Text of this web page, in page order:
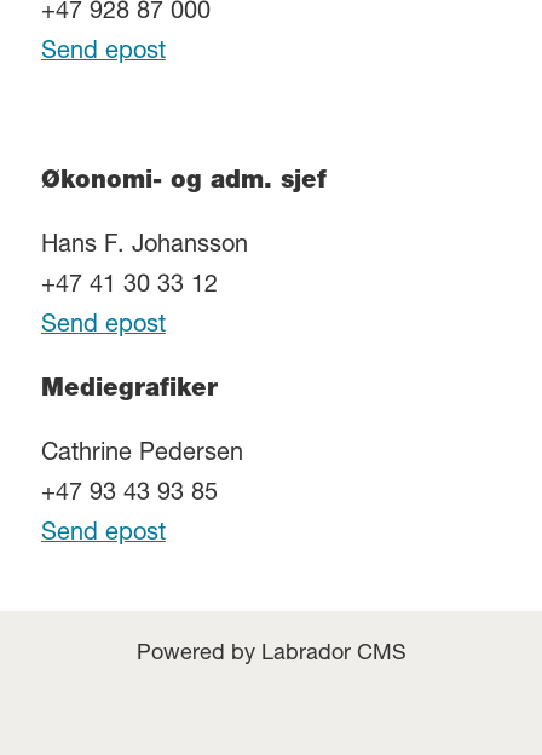
+47 928 87 000
Send epost
Økonomi- og adm. sjef
Hans F. Johansson
+47 41 30 33 12
Send epost
Mediegrafiker
Cathrine Pedersen
+47 93 43 93 85
Send epost
Powered by Labrador CMS